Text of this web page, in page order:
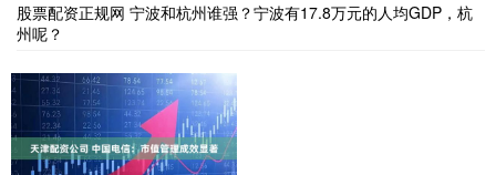
股票配资正规网 宁波和杭州谁强？宁波有17.8万元的人均GDP，杭
州呢？